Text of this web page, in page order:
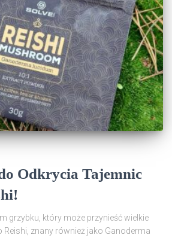
Odkrycia Tajemnic
grzybku, który może przynieść wielkie
Reishi, znany również jako Ganoderma